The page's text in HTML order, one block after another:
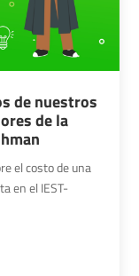
de nuestros
de la
el costo de una
en el IEST-